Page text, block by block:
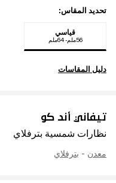
تيفاني أند كو
نظارات شمسية بترفلاي
معدن - بترفلاي
تحديد المقاس:
قياسي
56ملم - 64ملم
دليل المقاسات